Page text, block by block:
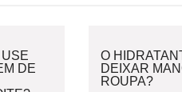
DE
O
DEIXAR
ROUPA?